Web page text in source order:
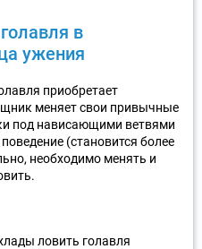
в
ужения
приобретает
меняет свои привычные
под нависающими ветвями
(становится более
необходимо менять и
ловить голавля